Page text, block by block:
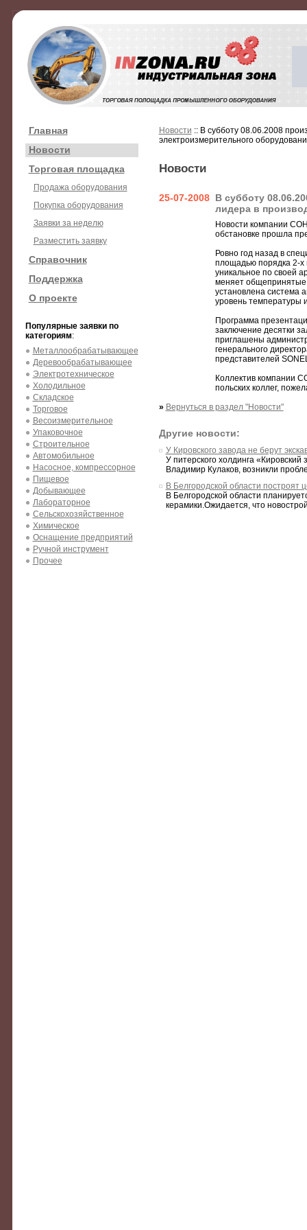
Главная
Новости
Торговая площадка
Продажа оборудования
Покупка оборудования
Заявки за неделю
Разместить заявку
Справочник
Поддержка
О проекте
Популярные заявки по
категориям:
Металлообрабатывающее
Деревообрабатывающее
Электротехническое
Холодильное
Складское
Торговое
Весоизмерительное
Упаковочное
Строительное
Автомобильное
Насосное, компрессорное
Пищевое
Добывающее
Лабораторное
Сельскохозяйственное
Химическое
Оснащение предприятий
Ручной инструмент
Прочее
Новости :: В субботу 08.06.2008
электроизмерительного
Новости
25-07-2008 В субботу
лидера в
Новости компании
обстановке прошла
Ровно год назад в
площадью порядка 2-х
уникальное по своей
меняет общепринятые
установлена система
уровень температуры
Программа
заключение десятки
приглашены
генерального
представителей
Коллектив компании
польских коллег,
» Вернуться в раздел "Новости"
Другие новости:
У Кировского завода не берут
У питерского холдинга
Владимир Кулаков, возникли
В Белгородской области построят
В Белгородской области
керамики.Ожидается, что